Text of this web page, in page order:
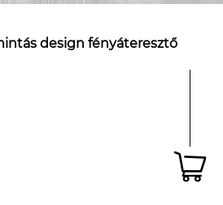
design fényáteresztő